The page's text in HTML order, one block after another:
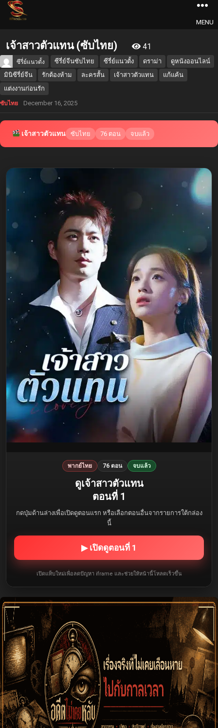
MENU
เจ้าสาวตัวแทน (ซับไทย) 41
ซีรี่ย์แนวตั้ง ซีรี่ย์จีนซับไทย ซีรี่ย์แนวตั้ง ดราม่า
ดูหนังออนไลน์
มินิซีรี่ย์จีน
รักต้องห้าม ละครสั้น เจ้าสาวตัวแทน
แก้แค้น
แต่งงานก่อนรัก
ซับไทย December 16, 2025
เจ้าสาวตัวแทน ซับไทย 76 ตอน จบแล้ว
พากย์ไทย 76 ตอน จบแล้ว
ดูเจ้าสาวตัวแทน
ตอนที่ 1
กดปุ่มด้านล่างเพื่อเปิดดูตอนแรก หรือเลือกตอนอื่นจากรายการใต้กล่อง
นี้
▶ เปิดดูตอนที่ 1
เปิดแท็บใหม่เพื่อลดปัญหา iframe และช่วยให้หน้านี้โหลดเร็วขึ้น